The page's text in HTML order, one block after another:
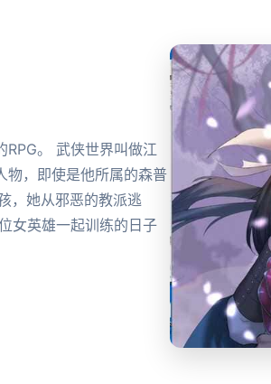
。 武侠世界叫做江
物，即使是他所属的森普
，她从邪恶的教派逃
女英雄一起训练的日子